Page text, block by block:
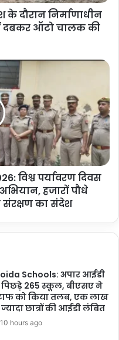
दौरान निर्माणाधीन
दबकर ऑटो चालक की
विश्व पर्यावरण दिवस
हजारों पौधे
संरक्षण का संदेश
Schools: अपार आईडी
265 स्कूल, बीएसए ने
को किया तलब, एक लाख
छात्रों की आईडी लंबित
10 hours ago